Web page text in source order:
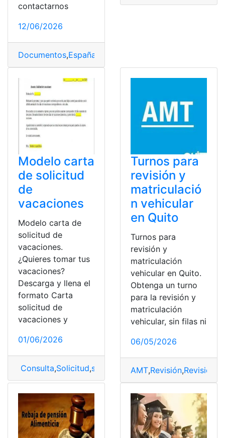
contactarnos
12/06/2026
Documentos,España
Modelo carta
de solicitud
de
vacaciones
Modelo carta de
solicitud de
vacaciones.
¿Quieres tomar tus
vacaciones?
Descarga y llena el
formato Carta
solicitud de
vacaciones y
01/06/2026
Consulta,Solicitud,solicitudes
Turnos para
revisión y
matriculació
n vehicular
en Quito
Turnos para
revisión y
matriculación
vehicular en Quito.
Obtenga un turno
para la revisión y
matriculación
vehicular, sin filas ni
06/05/2026
AMT,Revisión,Revisión